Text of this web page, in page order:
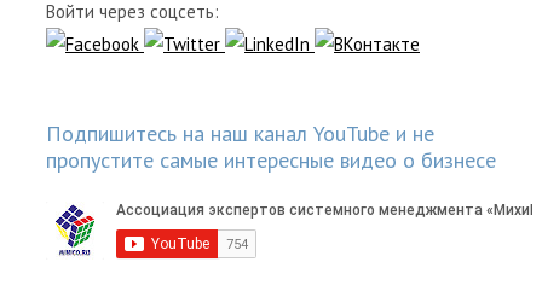
Войти через соцсеть:
Подпишитесь на наш канал YouTube и не
пропустите самые интересные видео о бизнесе